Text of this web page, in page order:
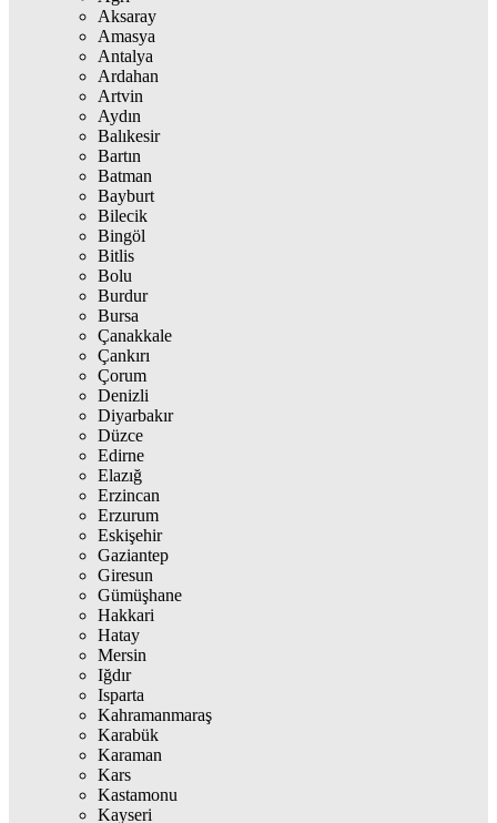
Aksaray
Amasya
Antalya
Ardahan
Artvin
Aydın
Balıkesir
Bartın
Batman
Bayburt
Bilecik
Bingöl
Bitlis
Bolu
Burdur
Bursa
Çanakkale
Çankırı
Çorum
Denizli
Diyarbakır
Düzce
Edirne
Elazığ
Erzincan
Erzurum
Eskişehir
Gaziantep
Giresun
Gümüşhane
Hakkari
Hatay
Mersin
Iğdır
Isparta
Kahramanmaraş
Karabük
Karaman
Kars
Kastamonu
Kayseri